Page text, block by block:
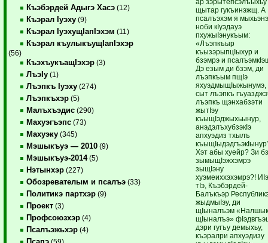
Къэбэрдей Адыгэ Хасэ (12)
Къэрал Iуэху (9)
Къэрал IуэхущIапIэхэм (11)
Къэрал къулыкъущIапIэхэр
(56)
КъэхъукъащIэхэр (3)
ЛъэIу (1)
Лъэпкъ Iуэху (274)
Лъэпкъхэр (5)
Малъхъэдис (290)
Махуэгъэпс (73)
Махуэку (345)
Мэшыкъуэ — 2010 (9)
Мэшыкъуэ-2014(5)
Нэтынхэр (227)
Обозревателым и псалъэ (33)
Политикэ партхэр (9)
Проект (3)
Профсоюзхэр (4)
Псалъэжьхэр (4)
(59)
щытар гукъинэжщ. А
псалъэхэм я
ноби кIуэдауэ
пхужыIэнукъым:
«Лъэпкъыр
къызэрыпцIыхур и
бзэмрэ и
Дэ езым ди бзэм, ди
лъэпкъым пщIэ
яхуэдмыщIыжынумэ,
сыт лъэпкъ
лъэпкъ щэнхабзэти
жытIэу
къыщIэджыхьынур,
анэдэлъхубзэкIэ
апхуэдиз тхылъ
Хэт абы хуейр? Зи
зымыщIэжхэмрэ
зыщIэну
хуэмеиххэхэмрэ?!
тIэ, Къэбэрдей-
Балъкъэр
жыдмыIэу, ди
щIыналъэм
щIыналъэ»
дэри гугъу демыхьу,
къэралри апхуэдизу